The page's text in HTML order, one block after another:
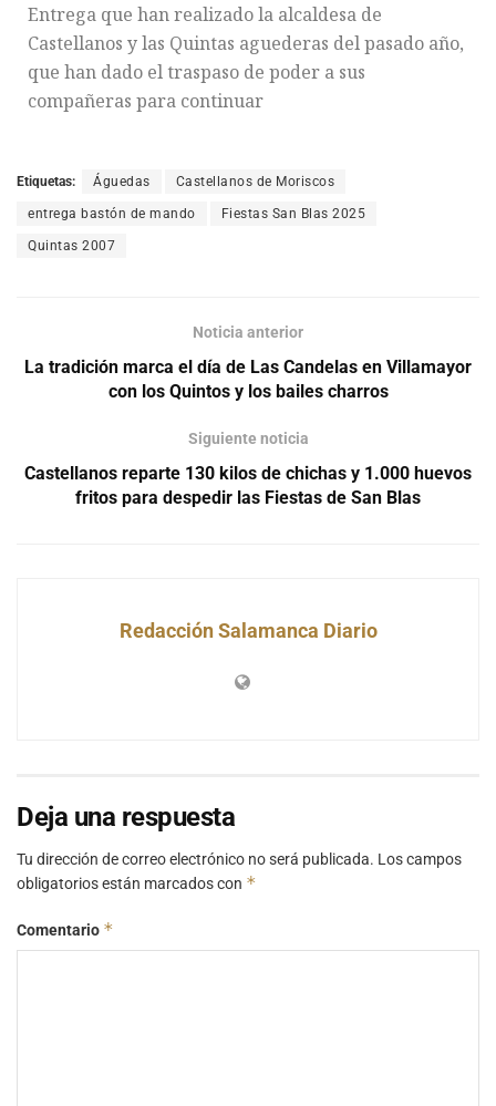
Entrega que han realizado la alcaldesa de
Castellanos y las Quintas aguederas del pasado año,
que han dado el traspaso de poder a sus
compañeras para continuar
Etiquetas: Águedas Castellanos de Moriscos
entrega bastón de mando Fiestas San Blas 2025
Quintas 2007
Noticia anterior
La tradición marca el día de Las Candelas en Villamayor
con los Quintos y los bailes charros
Siguiente noticia
Castellanos reparte 130 kilos de chichas y 1.000 huevos
fritos para despedir las Fiestas de San Blas
Redacción Salamanca Diario
Deja una respuesta
Tu dirección de correo electrónico no será publicada. Los campos
obligatorios están marcados con *
Comentario *